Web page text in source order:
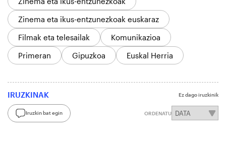
Zinema eta ikus-entzunezkoak euskaraz
Filmak eta telesailak
Komunikazioa
Primeran
Gipuzkoa Euskal Herria
IRUZKINAK Ez dago iruzkinik
Iruzkin bat egin ORDENATU